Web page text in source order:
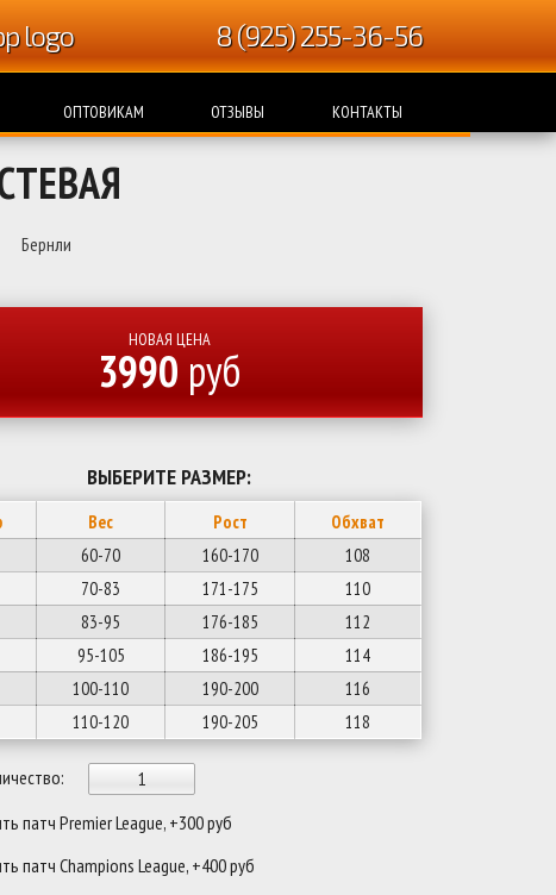
8 (925) 255-36-56
ОПТОВИКАМ ОТЗЫВЫ КОНТАКТЫ
Бернли
НОВАЯ ЦЕНА
3990 руб
ВЫБЕРИТЕ РАЗМЕР:
Вес Рост
Обхват
60-70 160-170
108
70-83 171-175
110
83-95 176-185
112
95-105 186-195
114
100-110 190-200
116
110-120 190-205 118
патч Premier League, +300 руб
патч Champions League, +400 руб